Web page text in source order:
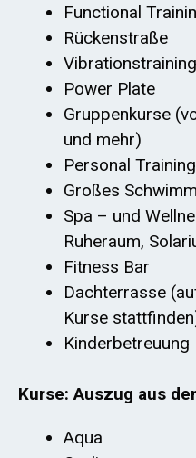
Functional
Rückenstraße
Vibrationstraining
Power Plate
Gruppenkurse
und mehr)
Personal Training
Großes
Spa – und
Ruheraum,
Fitness Bar
Dachterrasse
Kurse
Kinderbetreuung
Kurse: Auszug aus
Aqua